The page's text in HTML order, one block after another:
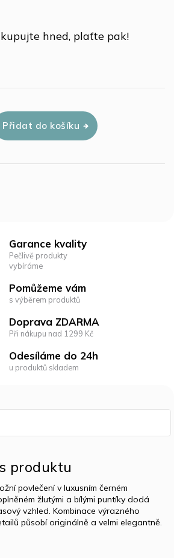
hned, plaťte pak!
Přidat do košíku
Garance kvality
Pečlivě produkty
vybíráme
Pomůžeme vám
s výběrem produktů
Doprava ZDARMA
Při nákupu nad 1299 Kč
Odesíláme do 24h
u produktů skladem
produktu
povlečení v luxusním černém
žlutými a bílými puntíky dodá
vzhled. Kombinace výrazného
působí originálně a velmi elegantně.